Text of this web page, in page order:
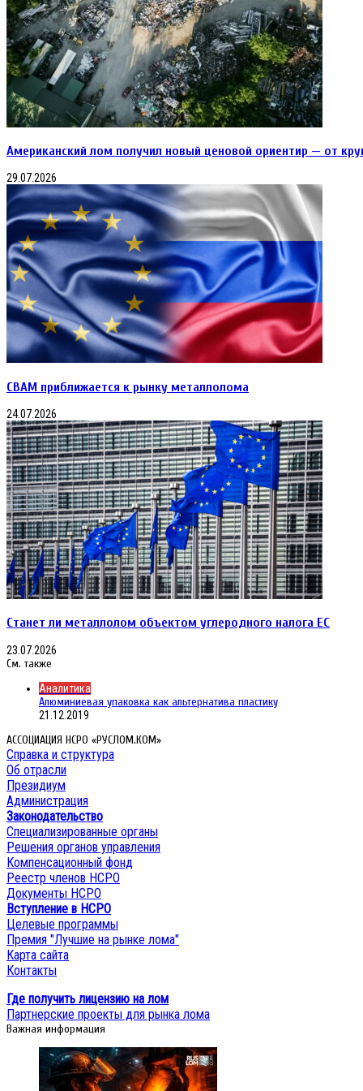
Американский лом получил новый ценовой ориентир — от
29.07.2026
CBAM приближается к рынку металлолома
24.07.2026
Станет ли металлолом объектом углеродного налога ЕС
23.07.2026
См. также
Аналитика
Алюминиевая упаковка как альтернатива пластику
21.12.2019
АССОЦИАЦИЯ НСРО «РУСЛОМ.КОМ»
Справка и структура
Об отрасли
Президиум
Администрация
Законодательство
Специализированные органы
Решения органов управления
Компенсационный фонд
Реестр членов НСРО
Документы НСРО
Вступление в НСРО
Целевые программы
Премия "Лучшие на рынке лома"
Карта сайта
Контакты
Где получить лицензию на лом
Партнерские проекты для рынка лома
Важная информация